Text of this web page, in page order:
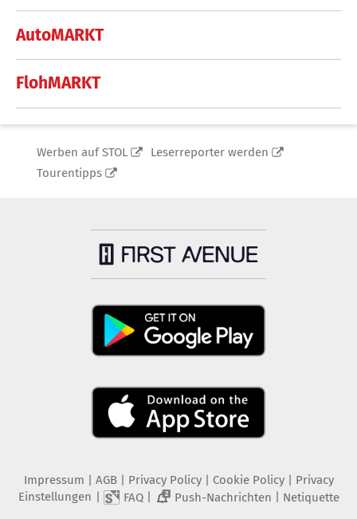
AutoMARKT
FlohMARKT
Werben auf STOL
Leserreporter werden
Tourentipps
Impressum | AGB | Privacy Policy| Cookie Policy| Privacy
Einstellungen | FAQ| 2 Push-Nachrichten | Netiquette